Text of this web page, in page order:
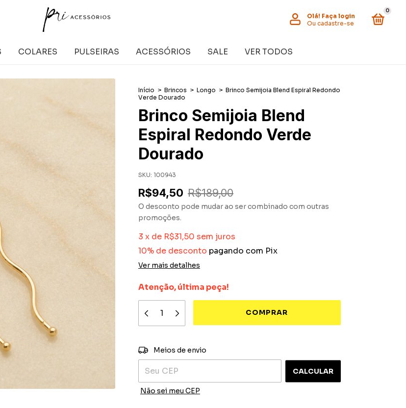
Olá! Faça login
Ou cadastre-se
0
COLARES PULSEIRAS ACESSÓRIOS SALE VER TODOS
Início > Brincos > Longo > Brinco Semijoia Blend Espiral Redondo
Verde Dourado
Brinco Semijoia Blend
Espiral Redondo Verde
Dourado
SKU: 100943
R$94,50 R$189,00
O desconto pode mudar ao ser combinado com outras
promoções.
3 x de R$31,50 sem juros
10% de desconto pagando com Pix
Ver mais detalhes
Atenção, última peça!
Entregas para o CEP:
Meios de envio
CALCULAR
Não sei meu CEP